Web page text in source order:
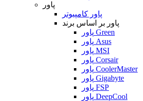
پاور
پاور کامپیوتر
پاور بر اساس برند
پاور Green
پاور Asus
پاور MSI
پاور Corsair
پاور CoolerMaster
پاور Gigabyte
پاور FSP
پاور DeepCool